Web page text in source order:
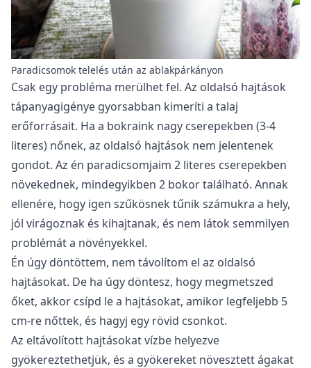
Paradicsomok telelés után az ablakpárkányon
Csak egy probléma merülhet fel. Az oldalsó hajtások
tápanyagigénye gyorsabban kimeríti a talaj
erőforrásait. Ha a bokraink nagy cserepekben (3-4
literes) nőnek, az oldalsó hajtások nem jelentenek
gondot. Az én paradicsomjaim 2 literes cserepekben
növekednek, mindegyikben 2 bokor található. Annak
ellenére, hogy igen szűkösnek tűnik számukra a hely,
jól virágoznak és kihajtanak, és nem látok semmilyen
problémát a növényekkel.
Én úgy döntöttem, nem távolítom el az oldalsó
hajtásokat. De ha úgy döntesz, hogy megmetszed
őket, akkor csípd le a hajtásokat, amikor legfeljebb 5
cm-re nőttek, és hagyj egy rövid csonkot.
Az eltávolított hajtásokat vízbe helyezve
gyökereztethetjük, és a gyökereket növesztett ágakat